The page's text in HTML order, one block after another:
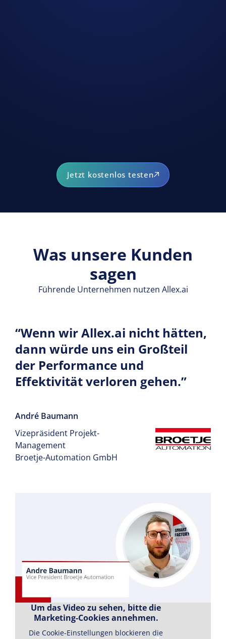
Jetzt kostenlos testen
Was unsere Kunden
sagen
Führende Unternehmen nutzen Allex.ai
Um das Video zu sehen, bitte die
Marketing-Cookies annehmen.
Die Cookie-Einstellungen blockieren die
“Wenn wirAllex.ai nicht hätten,
dann würde uns ein Großteil
der Performance und
Effektivität verloren gehen.”
André Baumann
Vizepräsident Projekt-
Management
Broetje-Automation GmbH